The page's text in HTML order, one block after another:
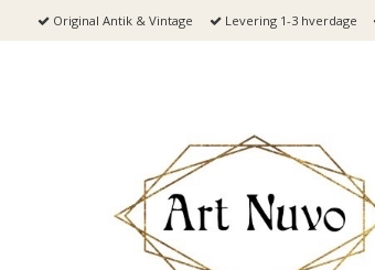
Original Antik & Vintage Levering 1-3 hverdage